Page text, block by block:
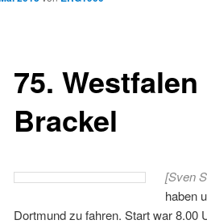
75.
Brackel
[Sven
haben
Dortmund zu fahren. Start war 8.00